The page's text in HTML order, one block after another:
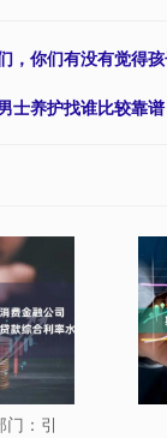
，你们有没有觉得
士养护找谁比较靠
：引